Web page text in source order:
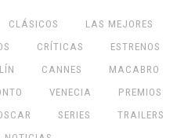
CLÁSICOS
LAS MEJORES
CRÍTICAS
ESTRENOS
CANNES
MACABRO
VENECIA
PREMIOS
SERIES
TRAILERS